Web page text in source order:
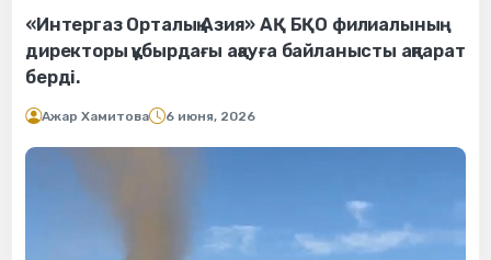
«Интергаз Орталық Азия» АҚ БҚО филиалының
директоры құбырдағы ақауға байланысты ақпарат
берді.
Ажар Хамитова 6 июня, 2026